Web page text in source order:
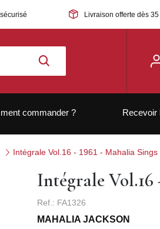
Livraison offerte dès
commander ? Recevoir
Intégrale Vol.16 - 1961 - Mahalia Sings
Intégrale Vol.16
Ref.: FA1326
MAHALIA JACKSON